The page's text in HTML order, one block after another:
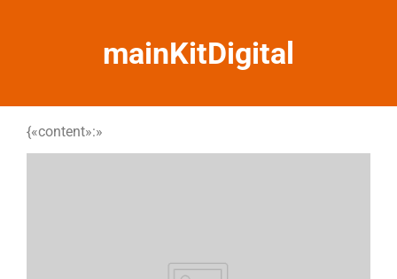
mainKitDigital
{«content»:»